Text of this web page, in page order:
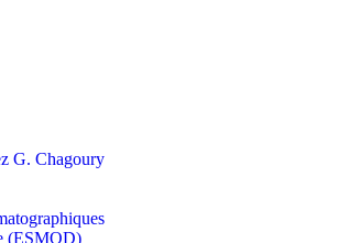
G. Chagoury
(ESMOD)